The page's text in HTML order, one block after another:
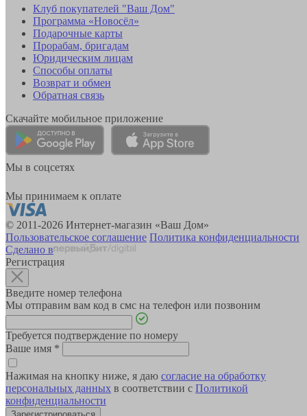
Клуб покупателей "Ваш Дом"
Программа «Новосёл»
Подарочные карты
Прорабам, бригадам
Юридическим лицам
Способы оплаты
Возврат и обмен
Обратная связь
Скачайте мобильное приложение
Мы в соцсетях
Мы принимаем к оплате
© 2011-2026 Интернет-магазин «Ваш Дом»
Пользовательское соглашение Политика конфиденциальности
Сделано в
Регистрация
Введите номер телефона
Мы отправим вам код в смс на телефон или позвоним
Требуется подтверждение по номеру
Ваше имя *
Нажимая на кнопку ниже, я даю согласие на обработку
персональных данных в соответствии с Политикой
конфиденциальности